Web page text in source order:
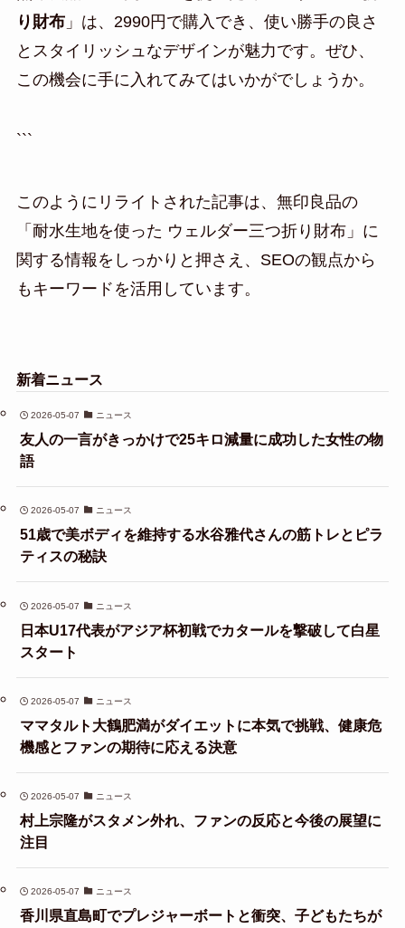
り財布」は、2990円で購入でき、使い勝手の良さ
とスタイリッシュなデザインが魅力です。ぜひ、
この機会に手に入れてみてはいかがでしょうか。
```
このようにリライトされた記事は、無印良品の
「耐水生地を使った ウェルダー三つ折り財布」に
関する情報をしっかりと押さえ、SEOの観点から
もキーワードを活用しています。
新着ニュース
2026-05-07 ニュース
友人の一言がきっかけで25キロ減量に成功した女性の物
語
2026-05-07 ニュース
51歳で美ボディを維持する水谷雅代さんの筋トレとピラ
ティスの秘訣
2026-05-07 ニュース
日本U17代表がアジア杯初戦でカタールを撃破して白星
スタート
2026-05-07 ニュース
ママタルト大鶴肥満がダイエットに本気で挑戦、健康危
機感とファンの期待に応える決意
2026-05-07 ニュース
村上宗隆がスタメン外れ、ファンの反応と今後の展望に
注目
2026-05-07 ニュース
香川県直島町でプレジャーボートと衝突、子どもたちが